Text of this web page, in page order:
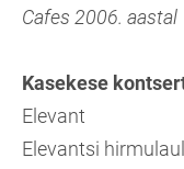
Cafes 2006. aastal
Kasekese
Elevant
Elevantsi hirmulaul